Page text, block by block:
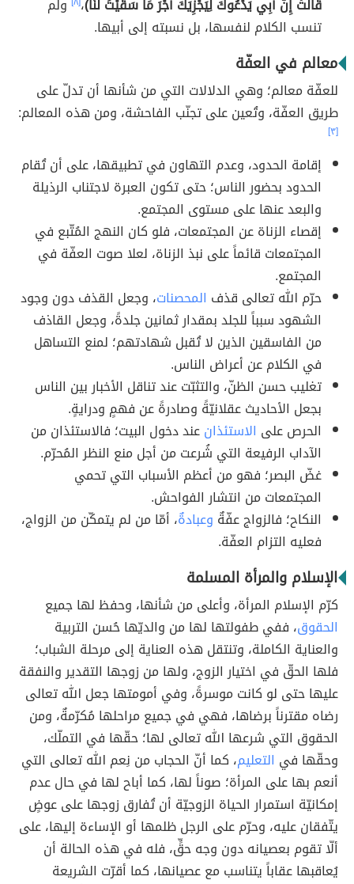
قَالَتْ إِنَّ أَبِي يَدْعُوكَ لِيَجْزِيَكَ أَجْرَ مَا سَقَيْتَ لَنَا)، ولم
تنسب الكلام لنفسها، بل نسبته إلى أبيها.
معالم في العفّة
للعفّة معالم؛ وهي الدلالات التي من شأنها أن تدلّ على
طريق العفّة، وتُعين على تجنّب الفاحشة، ومن هذه المعالم:
[٣]
إقامة الحدود، وعدم التهاون في تطبيقها، على أن تُقام
الحدود بحضور الناس؛ حتى تكون العبرة لاجتناب الرذيلة
والبعد عنها على مستوى المجتمع.
إقصاء الزناة عن المجتمعات، فلو كان النهج المُتّبع في
المجتمعات قائماً على نبذ الزناة، لعلا صوت العفّة في
المجتمع.
حرّم الله تعالى قذف المحصنات، وجعل القذف دون وجود
الشهود سبباً للجلد بمقدار ثمانين جلدةً، وجعل القاذف
من الفاسقين الذين لا تُقبل شهادتهم؛ لمنع التساهل
في الكلام عن أعراض الناس.
تغليب حسن الظنّ، والتثبّت عند تناقل الأخبار بين الناس
بجعل الأحاديث عقلانيّةً وصادرةً عن فهمٍ ودرايةٍ.
الحرص على الاستئذانعند دخول البيت؛ فالاستئذان من
الآداب الرفيعة التي شُرعت من أجل منع النظر المُحرّم.
غضّ البصر؛ فهو من أعظم الأسباب التي تحمي
المجتمعات من انتشار الفواحش.
النكاح؛ فالزواج عفّةٌ وعبادةٌ، أمّا من لم يتمكّن من الزواج،
فعليه التزام العفّة.
الإسلام والمرأة المسلمة
كرّم الإسلام المرأة، وأعلى من شأنها، وحفظ لها جميع
الحقوق، ففي طفولتها لها من والديّها حُسن التربية
والعناية الكاملة، وتنتقل هذه العناية إلى مرحلة الشباب؛
فلها الحقّ في اختيار الزوج، ولها من زوجها التقدير والنفقة
عليها حتى لو كانت موسرةً، وفي أمومتها جعل الله تعالى
رضاه مقترناً برضاها، فهي في جميع مراحلها مُكرّمةٌ، ومن
الحقوق التي شرعها الله تعالى لها؛ حقّها في التملّك،
وحقّها في التعليم، كما أنّ الحجاب من نِعم الله تعالى التي
أنعم بها على المرأة؛ صوناً لها، كما أباح لها في حال عدم
إمكانيّة استمرار الحياة الزوجيّة أن تُفارق زوجها على عوضٍ
يتّفقان عليه، وحرّم على الرجل ظلمها أو الإساءة إليها، على
ألّا تقوم بعصيانه دون وجه حقٍّ، فله في هذه الحالة أن
يُعاقبها عقاباً يتناسب مع عصيانها، كما أقرّت الشريعة